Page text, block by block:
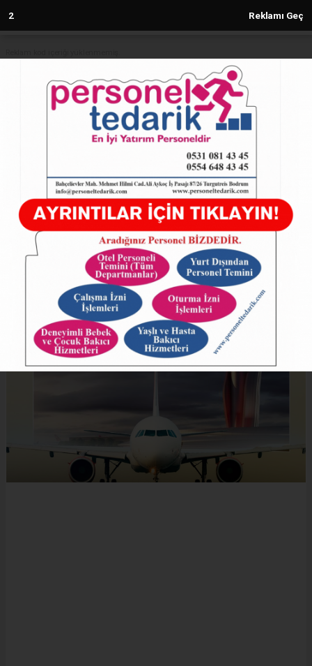
1 Reklamı Geç
Anasayfa
Her iki yolcudan biri İstanbul'dan
havalandı! Ocak'ta 17,8 milyon
yolcu 'hava'dan yararlandı!
09.02.2026 - 17:06, Güncelleme: 09.02.2026 - 17:06
27059+ kez okundu.
ABONE OL